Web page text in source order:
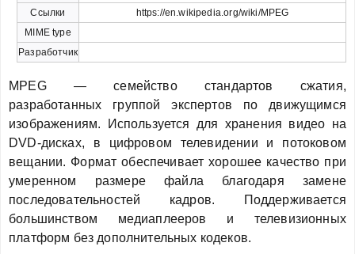
Ссылки
https://en.wikipedia.org/wiki/MPEG
MIME type
Разработчик
MPEG — семейство стандартов сжатия,
разработанных группой экспертов по движущимся
изображениям. Используется для хранения видео на
DVD-дисках, в цифровом телевидении и потоковом
вещании. Формат обеспечивает хорошее качество при
умеренном размере файла благодаря замене
последовательностей кадров. Поддерживается
большинством медиаплееров и телевизионных
платформ без дополнительных кодеков.